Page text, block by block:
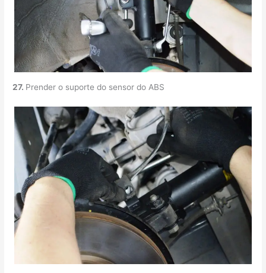
27. Prender o suporte do sensor do ABS